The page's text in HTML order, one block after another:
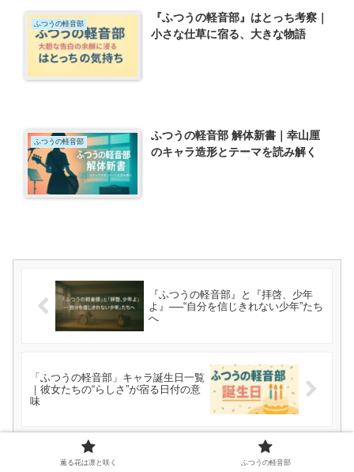
ふつうの軽音部
『ふつうの軽音部』はとっち考察｜
小さな仕草に宿る、大きな物語
ふつうの軽音部
ふつうの軽音部 解体新書｜幸山厘
のキャラ造形とテーマを読み解く
『ふつうの軽音部』と『拝啓、少年
よ』──“自分を信じきれない少年”たち
へ
「ふつうの軽音部」キャラ誕生日一覧
｜彼女たちの“らしさ”が宿る日付の意
味
薫る花は凛と咲く ふつうの軽音部